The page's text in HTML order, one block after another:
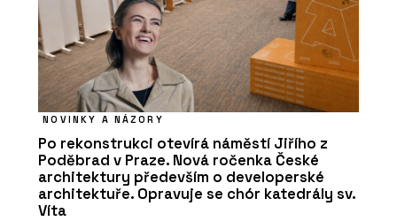
NOVINKY A NÁZORY
Po rekonstrukci otevírá náměstí Jiřího z
Poděbrad v Praze. Nová ročenka České
architektury především o developerské
architektuře. Opravuje se chór katedrály sv.
Víta